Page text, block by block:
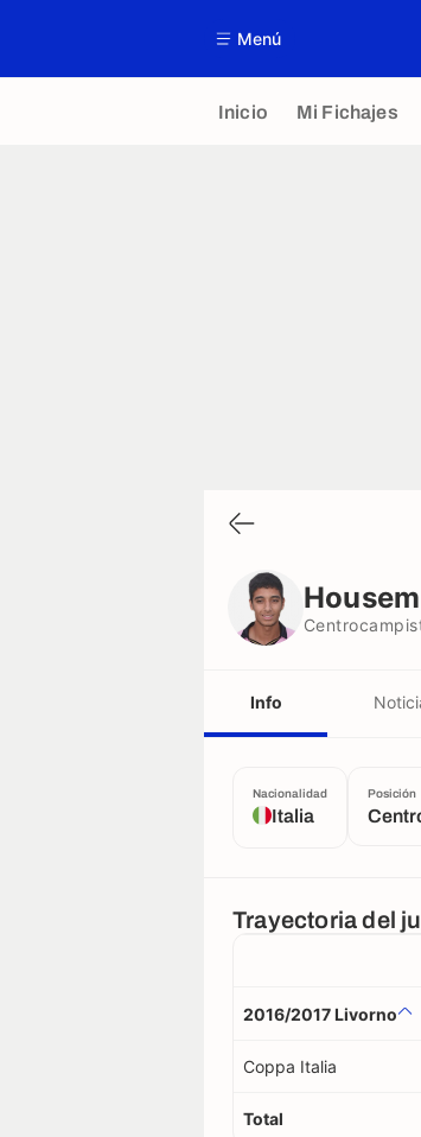
Menú
Inicio Mi Fichajes
Info
Nacionalidad
Italia
Posición
Trayectoria del
2016/2017 Livorno
Coppa Italia
Total